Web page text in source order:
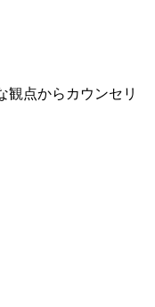
点からカウンセリ